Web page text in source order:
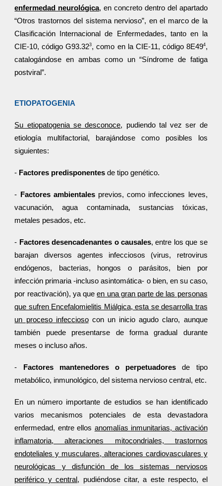
enfermedad neurológica, en concreto dentro del apartado
“Otros trastornos del sistema nervioso”, en el marco de la
Clasificación Internacional de Enfermedades, tanto en la
CIE-10, código G93.323, como en la CIE-11, código 8E494,
catalogándose en ambas como un “Síndrome de fatiga
postviral”.
ETIOPATOGENIA
Su etiopatogenia se desconoce, pudiendo tal vez ser de
etiología multifactorial, barajándose como posibles los
siguientes:
- Factores predisponentes de tipo genético.
- Factores ambientalesprevios, como infecciones leves,
vacunación, agua contaminada, sustancias tóxicas,
metales pesados, etc.
- Factores desencadenantes o causales, entre los que se
barajan diversos agentes infecciosos (virus, retrovirus
endógenos, bacterias, hongos o parásitos, bien por
infección primaria -incluso asintomática- o bien, en su caso,
por reactivación), ya queen una gran parte de las personas
que sufren Encefalomielitis Miálgica, esta se desarrolla tras
un proceso infecciosocon un inicio agudo claro, aunque
también puede presentarse de forma gradual durante
meses o incluso años.
- Factores mantenedores o perpetuadores de tipo
metabólico, inmunológico, del sistema nervioso central, etc.
En un número importante de estudios se han identificado
varios mecanismos potenciales de esta devastadora
enfermedad, entre ellos anomalías inmunitarias, activación
inflamatoria, alteraciones mitocondriales, trastornos
endoteliales y musculares, alteraciones cardiovasculares y
neurológicas y disfunción de los sistemas nerviosos
periférico y central , pudiéndose citar, a este respecto, el